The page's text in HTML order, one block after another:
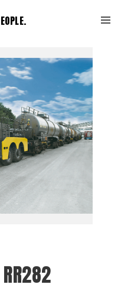
RR282